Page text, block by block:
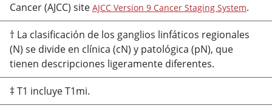
Cancer (AJCC) site AJCC Version 9 Cancer Staging System.
† La clasificación de los ganglios linfáticos regionales
(N) se divide en clínica (cN) y patológica (pN), que
tienen descripciones ligeramente diferentes.
‡ T1 incluye T1mi.